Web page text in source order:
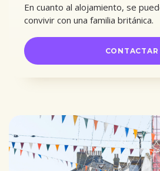
En cuanto al alojamiento, se
convivir con una familia británica.
CONTACTAR